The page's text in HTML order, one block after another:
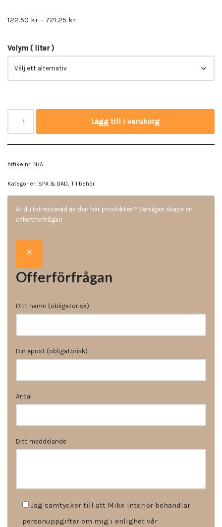
122.50 kr – 721.25 kr
Volym ( liter )
Lägg till i varukorg
Artikelnr: N/A
Kategorier: SPA & BAD, Tillbehör
Är du intresserad av den här produkten? Vänligen skapa en
offertförfrågan
Offerförfrågan
Ditt namn (obligatorisk)
Din epost (obligatorisk)
Antal
Ditt meddelande
Jag samtycker till att Mike Interiör behandlar
personuppgifter om mig i enlighet vår